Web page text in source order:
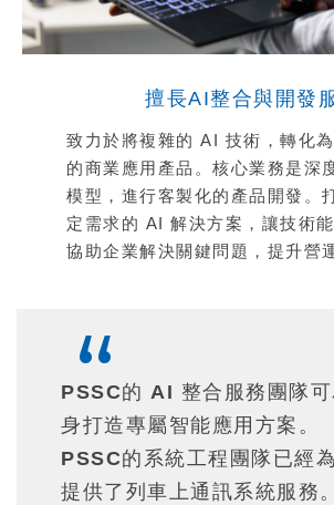
擅長AI整合與開發
致力於將複雜的 AI 技術，轉化
的商業應用產品。核心業務是深
模型，進行客製化的產品開發。
定需求的 AI 解決方案，讓技術能
協助企業解決關鍵問題，提升營
PSSC的 AI 整合服務團隊
身打造專屬智能應用方案。
PSSC的系統工程團隊已經
提供了列車上通訊系統服務。